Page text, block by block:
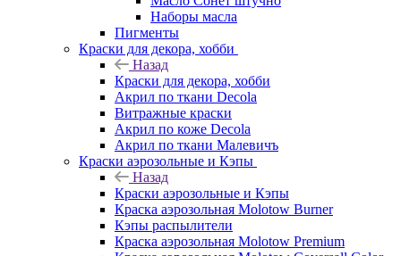
Наборы масла
Пигменты
Краски для декора, хобби
Назад
Краски для декора, хобби
Акрил по ткани Decola
Витражные краски
Акрил по коже Decola
Акрил по ткани Малевичъ
Краски аэрозольные и Кэпы
Назад
Краски аэрозольные и Кэпы
Краска аэрозольная Molotow Burner
Кэпы распылители
Краска аэрозольная Molotow Premium